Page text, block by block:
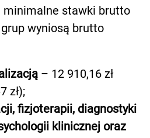
minimalne stawki brutto
wyniosą brutto
– 12 910,16 zł
zł);
fizjoterapii, diagnostyki
klinicznej oraz